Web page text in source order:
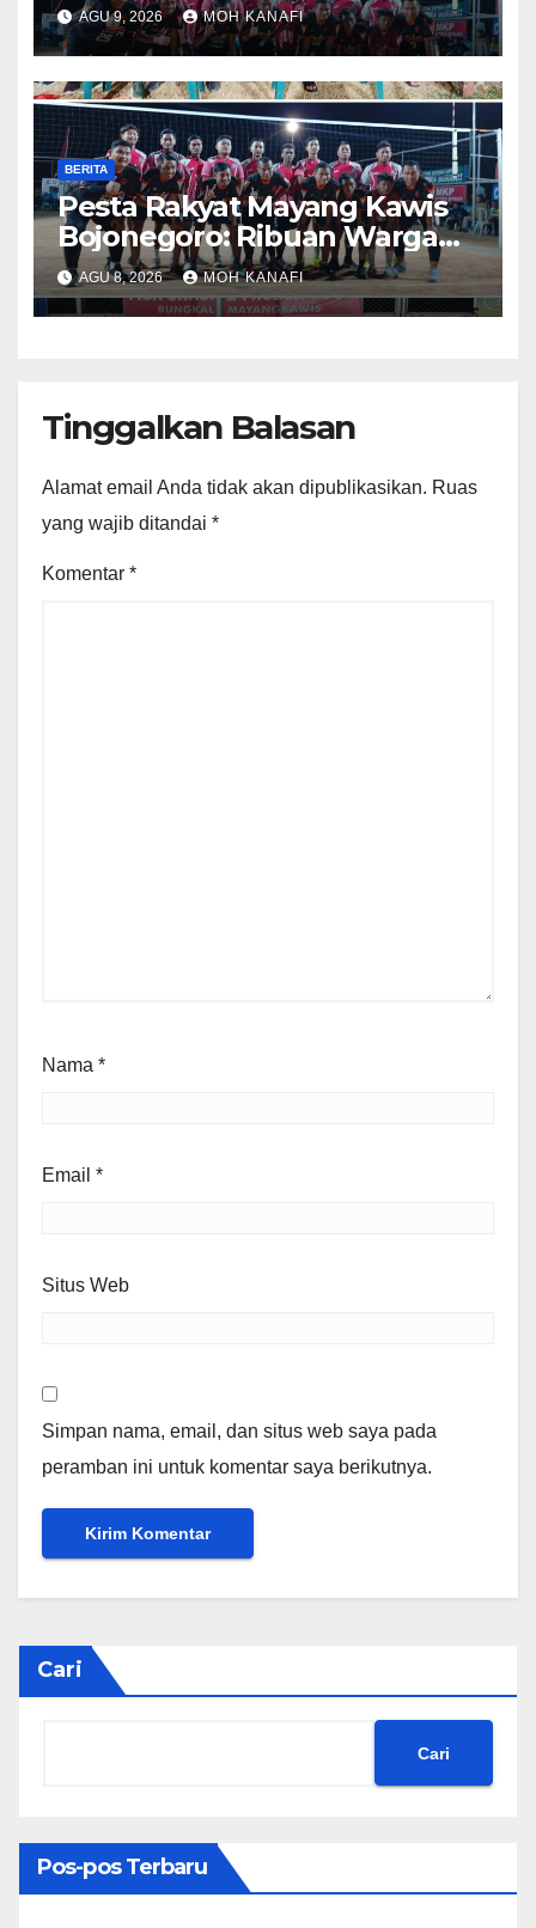
AGU 9, 2026 MOH KANAFI
BERITA
​Pesta Rakyat Mayang Kawis
Bojonegoro: Ribuan Warga
Tumplek Blek Saksikan Final
Voli, Kades 3 Periode Dipuji
Setinggi Langit
AGU 8, 2026 MOH KANAFI
Tinggalkan Balasan
Alamat email Anda tidak akan dipublikasikan. Ruas
yang wajib ditandai *
Komentar *
Nama *
Email *
Situs Web
Simpan nama, email, dan situs web saya pada
peramban ini untuk komentar saya berikutnya.
Cari
Cari
Pos-pos Terbaru